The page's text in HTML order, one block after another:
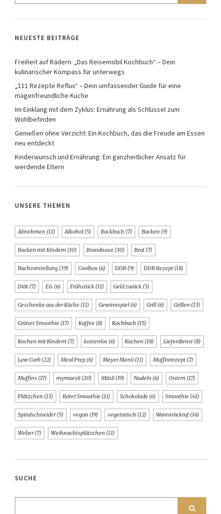
NEUESTE BEITRÄGE
Freiheit auf Rädern: „Das Reisemobil Kochbuch“ – Dein
kulinarischer Kompass für unterwegs
„111 Rezepte Reflux“ – Dein umfassender Guide für eine
magenfreundliche Küche
Im Einklang mit dem Zyklus: Ernährung als Schlüssel zum
Wohlbefinden
Genießen ohne Verzicht: Ein Kochbuch, das die Freude am Essen
neu entdeckt
Kinderwunsch und Ernährung: Ein ganzheitlicher Ansatz für
werdende Eltern
UNSERE THEMEN
Abnehmen (11) Alkohol (5) Backbuch (7) Backen (9)
Backen mit Kindern (10) Brandnooz (30) Brot (7)
Buchvorstellung (39) Coolbox (6) DDR (9) DDR Rezept (18)
Diät (7) Eis (6) Frühstück (11) Geld zurück (5)
Geschenke aus der Küche (11) Gewinnspiel (6) Grill (6) Grillen (13)
Grüner Smoothie (17) Kaffee (8) Kochbuch (15)
Kochen mit Kindern (7) kostenlos (6) Kuchen (18) Lieferdienst (8)
Low Carb (22) Meal Prep (6) Meyer Menü (11) Muffinrezept (7)
Muffins (17) mymuesli (20) Müsli (19) Nudeln (6) Ostern (17)
Plätzchen (13) Roter Smoothie (11) Schokolade (6) Smoothie (41)
Spiralschneider(5) vegan (19) vegetarisch (12) Warenrückruf(16)
Weber(7) Weihnachtsplätzchen (11)
SUCHE